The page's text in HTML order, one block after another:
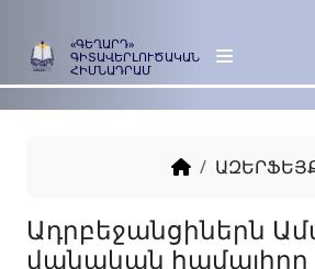
«ԳԵՂԱՐԴ»
ԳԻՏԱՎԵՐԼՈՒԾԱԿԱՆ
ՀԻՄՆԱԴՐԱՄ